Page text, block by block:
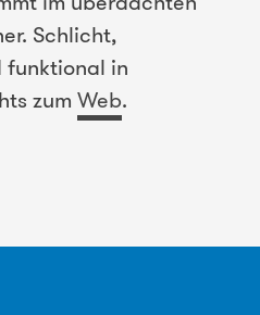
Schlicht,
funktional in
zum Web.